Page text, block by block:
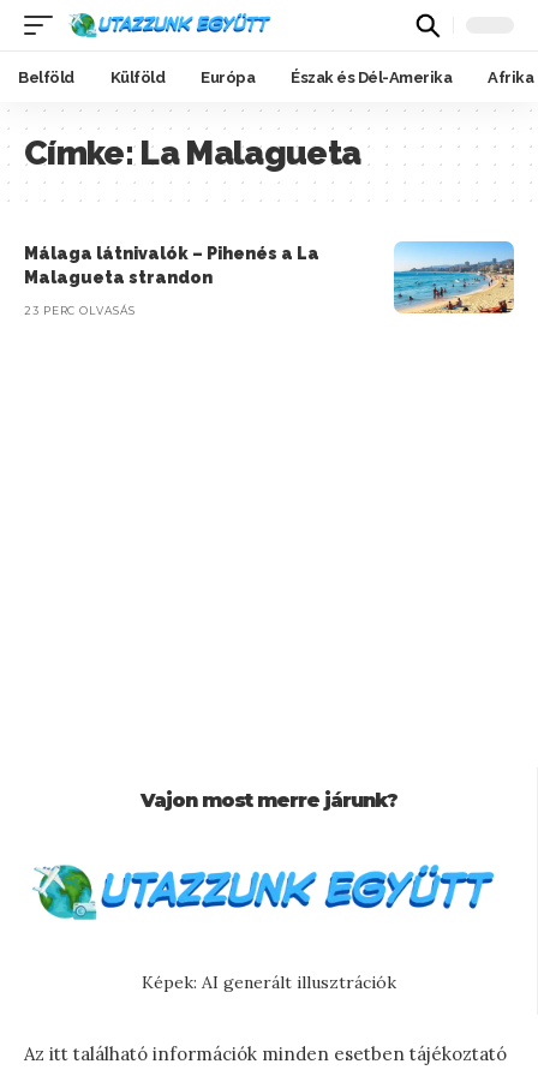
Belföld Külföld Európa Észak és Dél-Amerika Afrika
Címke:La Malagueta
Málaga látnivalók – Pihenés a La
Malagueta strandon
23 PERC OLVASÁS
Vajon most merre járunk?
Képek: AI generált illusztrációk
Az itt található információk minden esetben tájékoztató